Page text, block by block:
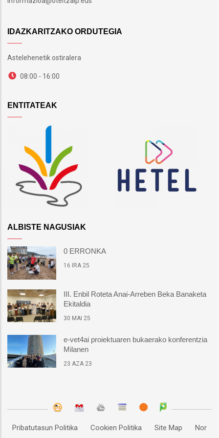
IDAZKARITZAKO ORDUTEGIA
Astelehenetik ostiralera
08:00 - 16:00
ENTITATEAK
ALBISTE NAGUSIAK
0 ERRONKA
16 IRA 25
III. Enbil Roteta Anai-Arreben Beka Banaketa
Ekitaldia
30 MAI 25
e-vet4ai proiektuaren bukaerako konferentzia
Milanen
23 AZA 23
Pribatutasun Politika Cookien Politika Site Map
Nor